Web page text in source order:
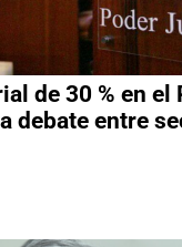
de 30 % en el
debate entre